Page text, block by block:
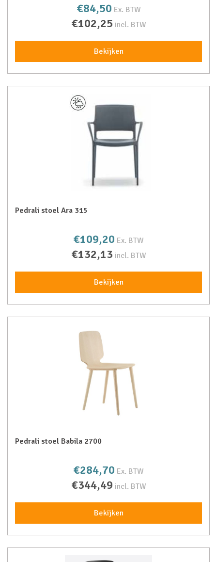
€84,50 Ex. BTW
€102,25 incl. BTW
Bekijken
Pedrali stoel Ara 315
€109,20 Ex. BTW
€132,13 incl. BTW
Bekijken
Pedrali stoel Babila 2700
€284,70 Ex. BTW
€344,49 incl. BTW
Bekijken